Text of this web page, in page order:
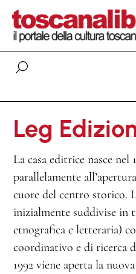
Leg
La casa editrice nasce nel
parallelamente
cuore del centro storico.
inizialmente suddivise in
etnografica e letteraria)
coordinativo e di ricerca
1992 viene aperta la